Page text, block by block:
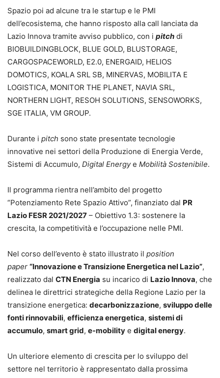
Spazio poi ad alcune tra le startup e le PMI
dell’ecosistema, che hanno risposto alla call lanciata da
Lazio Innova tramite avviso pubblico, con i pitch di
BIOBUILDINGBLOCK, BLUE GOLD, BLUSTORAGE,
CARGOSPACEWORLD, E2.0, ENERGAID, HELIOS
DOMOTICS, KOALA SRL SB, MINERVAS, MOBILITA E
LOGISTICA, MONITOR THE PLANET, NAVIA SRL,
NORTHERN LIGHT, RESOH SOLUTIONS, SENSOWORKS,
SGE ITALIA, VM GROUP.
Durante i pitch sono state presentate tecnologie
innovative nei settori della Produzione di Energia Verde,
Sistemi di Accumulo, Digital Energye Mobilità Sostenibile.
Il programma rientra nell’ambito del progetto
“Potenziamento Rete Spazio Attivo”, finanziato dal PR
Lazio FESR 2021/2027 – Obiettivo 1.3: sostenere la
crescita, la competitività e l’occupazione nelle PMI.
Nel corso dell’evento è stato illustrato il position
paper “Innovazione e Transizione Energetica nel Lazio”,
realizzato dal CTN Energia su incarico di Lazio Innova, che
delinea le direttrici strategiche della Regione Lazio per la
transizione energetica: decarbonizzazione, sviluppo delle
fonti rinnovabili, efficienza energetica, sistemi di
accumulo, smart grid, e-mobility e digital energy.
Un ulteriore elemento di crescita per lo sviluppo del
settore nel territorio è rappresentato dalla prossima